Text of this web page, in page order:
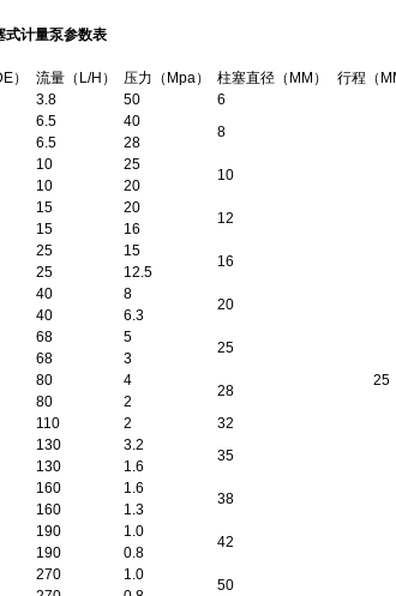
式计量泵参数表
） 流量（L/H） 压力（Mpa） 柱塞直径（MM） 行程（
3.8 50 6
25
6.5 40
8
6.5 28
10 25
10
10 20
15 20
12
15 16
25 15
16
25 12.5
40 8
20
40 6.3
68 5
25
68 3
80 4
28
80 2
110 2 32
130 3.2
35
130 1.6
160 1.6
38
160 1.3
190 1.0
42
190 0.8
270 1.0
50